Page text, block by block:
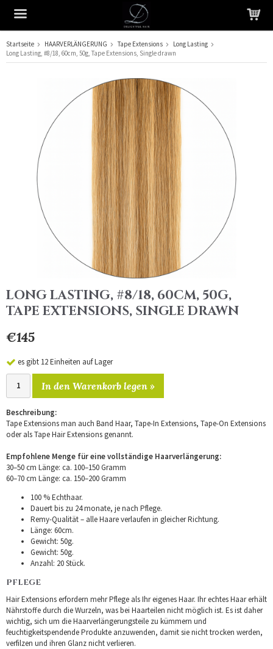
Das Produkt wurde in Ihren Warenkorb gelegt
Startseite HAARVERLÄNGERUNG Tape Extensions
Long Lasting
Long Lasting, #8/18, 60cm, 50g, Tape Extensions, Single drawn
LONG LASTING, #8/18, 60CM, 50G,
TAPE EXTENSIONS, SINGLE DRAWN
€145
es gibt 12 Einheiten auf Lager
In den Warenkorb legen »
Beschreibung:
Tape Extensions man auch Band Haar, Tape-In Extensions, Tape-On Extensions
oder als Tape Hair Extensions genannt.
Empfohlene Menge für eine vollständige Haarverlängerung:
30–50 cm Länge: ca. 100–150 Gramm
60–70 cm Länge: ca. 150–200 Gramm
100 % Echthaar.
Dauert bis zu 24 monate, je nach Pflege.
Remy-Qualität – alle Haare verlaufen in gleicher Richtung.
Länge: 60cm.
Gewicht: 50g.
Gewicht: 50g.
Anzahl: 20 Stück.
PFLEGE
Hair Extensions erfordern mehr Pflege als Ihr eigenes Haar. Ihr echtes Haar erhält
Nährstoffe durch die Wurzeln, was bei Haarteilen nicht möglich ist. Es ist daher
wichtig, sich um die Haarverlängerungsteile zu kümmern und
feuchtigkeitspendende Produkte anzuwenden, damit sie nicht trocken werden,
verfilzen und ihren Glanz nicht verlieren.